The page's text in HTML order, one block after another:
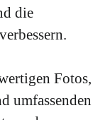
die
Fotos,
umfassenden